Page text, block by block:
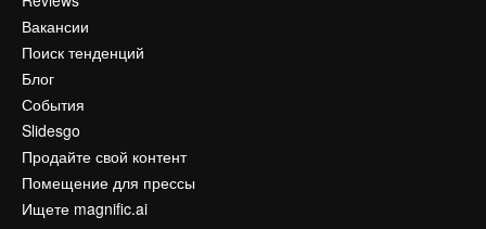
Вакансии
Поиск тенденций
Блог
События
Slidesgo
Продайте свой контент
Помещение для прессы
Ищете magnific.ai